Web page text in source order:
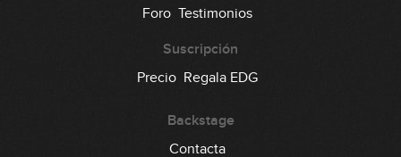
Foro Testimonios
Suscripción
Precio Regala EDG
Backstage
Contacta